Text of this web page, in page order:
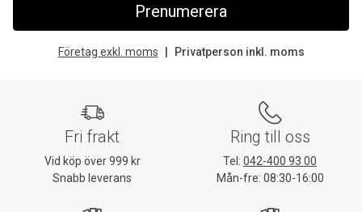
Prenumerera
Företag exkl. moms Privatperson inkl. moms
Fri frakt
Vid köp över 999 kr
Snabb leverans
Ring till oss
Tel: 042-400 93 00
Mån-fre: 08:30-16:00